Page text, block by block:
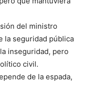
del ministro
la seguridad pública
inseguridad, pero
civil.
de la espada,